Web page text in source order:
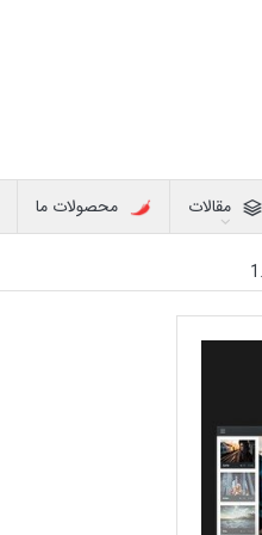
مقالات محصولات ما